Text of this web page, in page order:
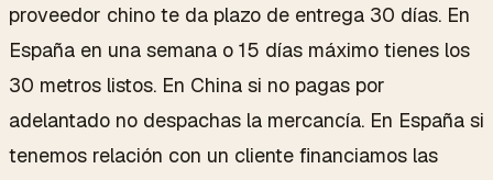
proveedor chino te da plazo de entrega 30 días. En
España en una semana o 15 días máximo tienes los
30 metros listos. En China si no pagas por
adelantado no despachas la mercancía. En España si
tenemos relación con un cliente financiamos las